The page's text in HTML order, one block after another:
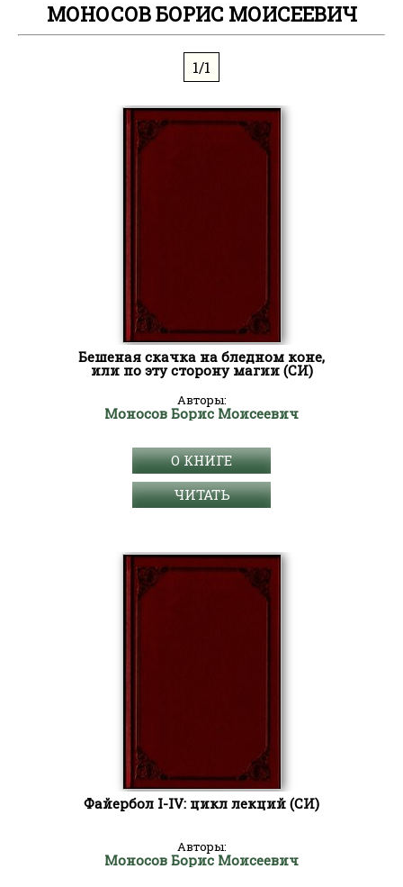
МОНОСОВ БОРИС МОИСЕЕВИЧ
1/1
Бешеная скачка на бледном коне,
или по эту сторону магии (СИ)
Авторы:
Моносов Борис Моисеевич
О КНИГЕ
ЧИТАТЬ
Файербол I-IV: цикл лекций (СИ)
Авторы:
Моносов Борис Моисеевич